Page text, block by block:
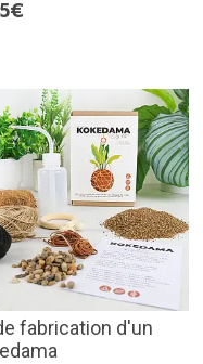
fabrication d'un